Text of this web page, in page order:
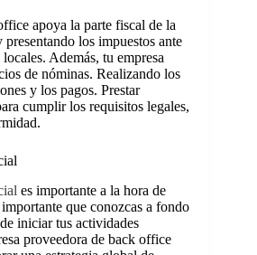
apoya la parte fiscal de la
los impuestos ante
Además, tu empresa
de nóminas. Realizando los
y los pagos. Prestar
cumplir los requisitos legales,
es importante a la hora de
que conozcas a fondo
iniciar tus actividades
proveedora de back office